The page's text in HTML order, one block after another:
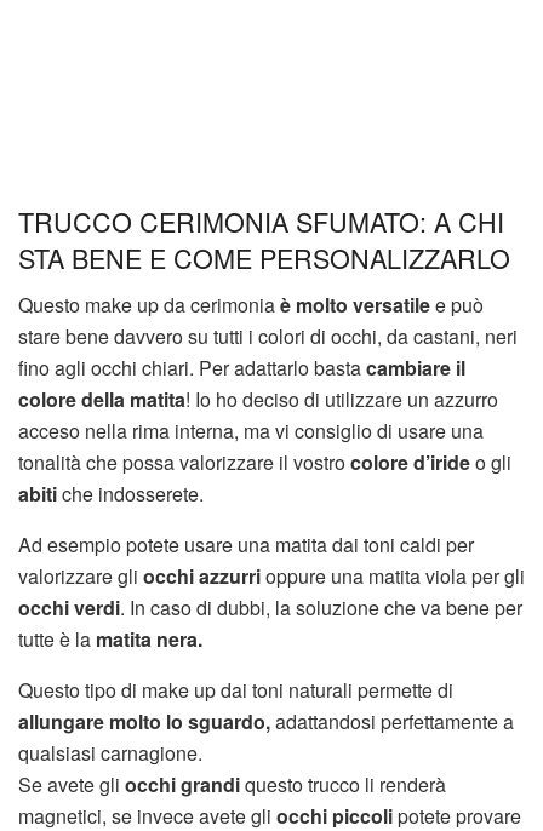
TRUCCO CERIMONIA SFUMATO: A CHI
STA BENE E COME PERSONALIZZARLO
Questo make up da cerimoniaè molto versatilee può
stare bene davvero su tutti i colori di occhi, da castani, neri
fino agli occhi chiari. Per adattarlo bastacambiare il
colore della matita! Io ho deciso di utilizzare un azzurro
acceso nella rima interna, ma vi consiglio di usare una
tonalità che possa valorizzare il vostrocolore d’irideo gli
abitiche indosserete.
Ad esempio potete usare una matita dai toni caldi per
valorizzare gli occhi azzurrioppure una matita viola per gli
occhi verdi. In caso di dubbi, la soluzione che va bene per
tutte è la matita nera.
Questo tipo di make up dai toni naturali permette di
allungare molto lo sguardo,adattandosi perfettamente a
qualsiasi carnagione.
Se avete gli occhi grandiquesto trucco li renderà
magnetici, se invece avete gli occhi piccolipotete provare